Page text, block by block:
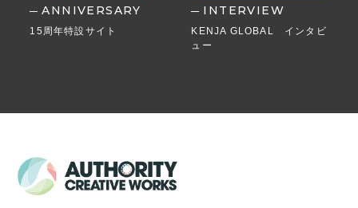
ANNIVERSARY
15周年特設サイト
INTERVIEW
KENJA GLOBAL インタビ
ュー